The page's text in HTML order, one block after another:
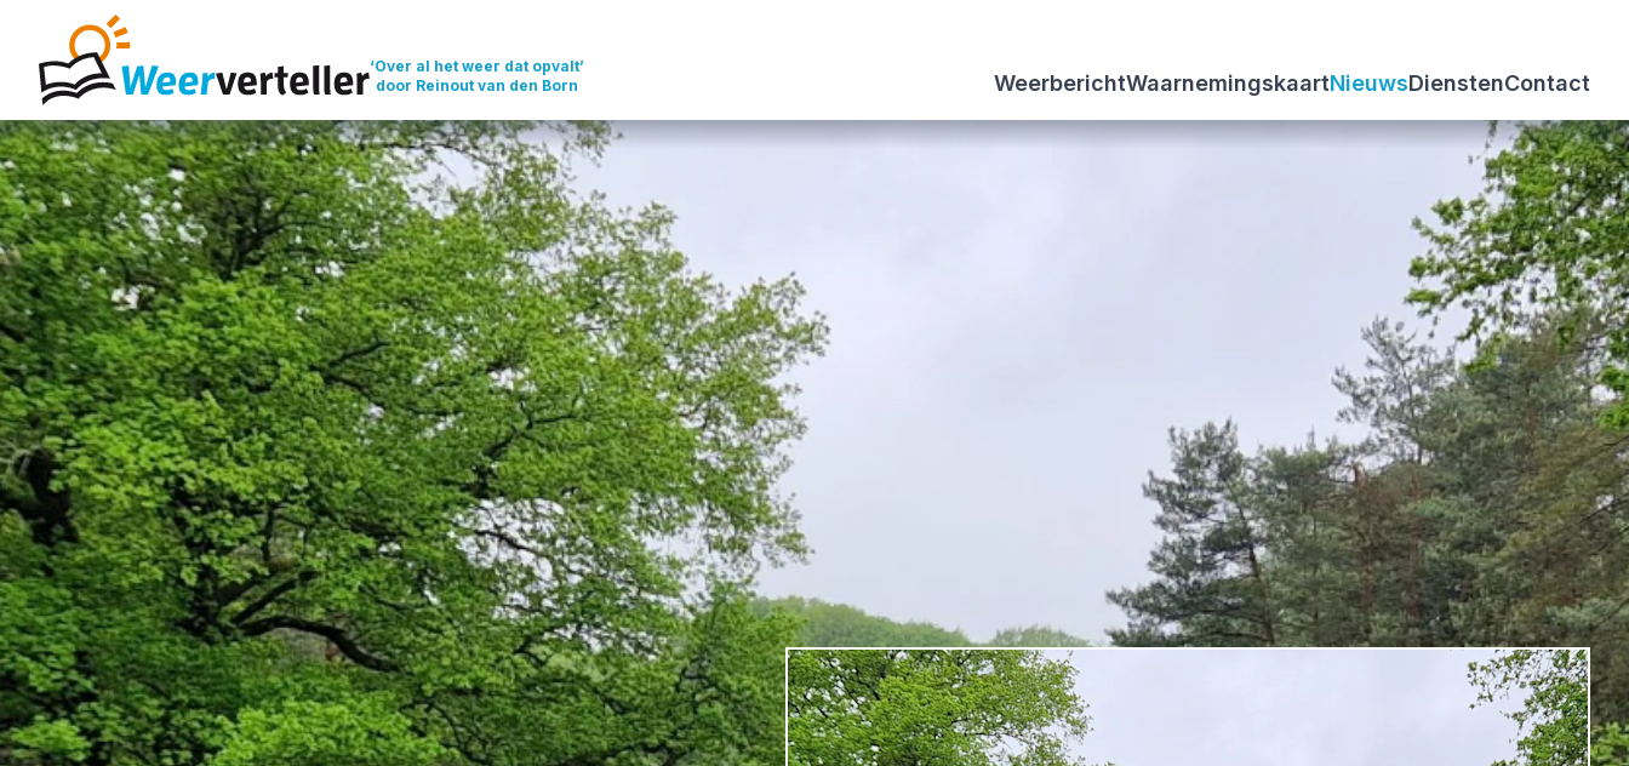
‘Over al het weer dat opvalt’
door Reinout van den Born
WeerberichtWaarnemingskaartNieuwsDienstenContact